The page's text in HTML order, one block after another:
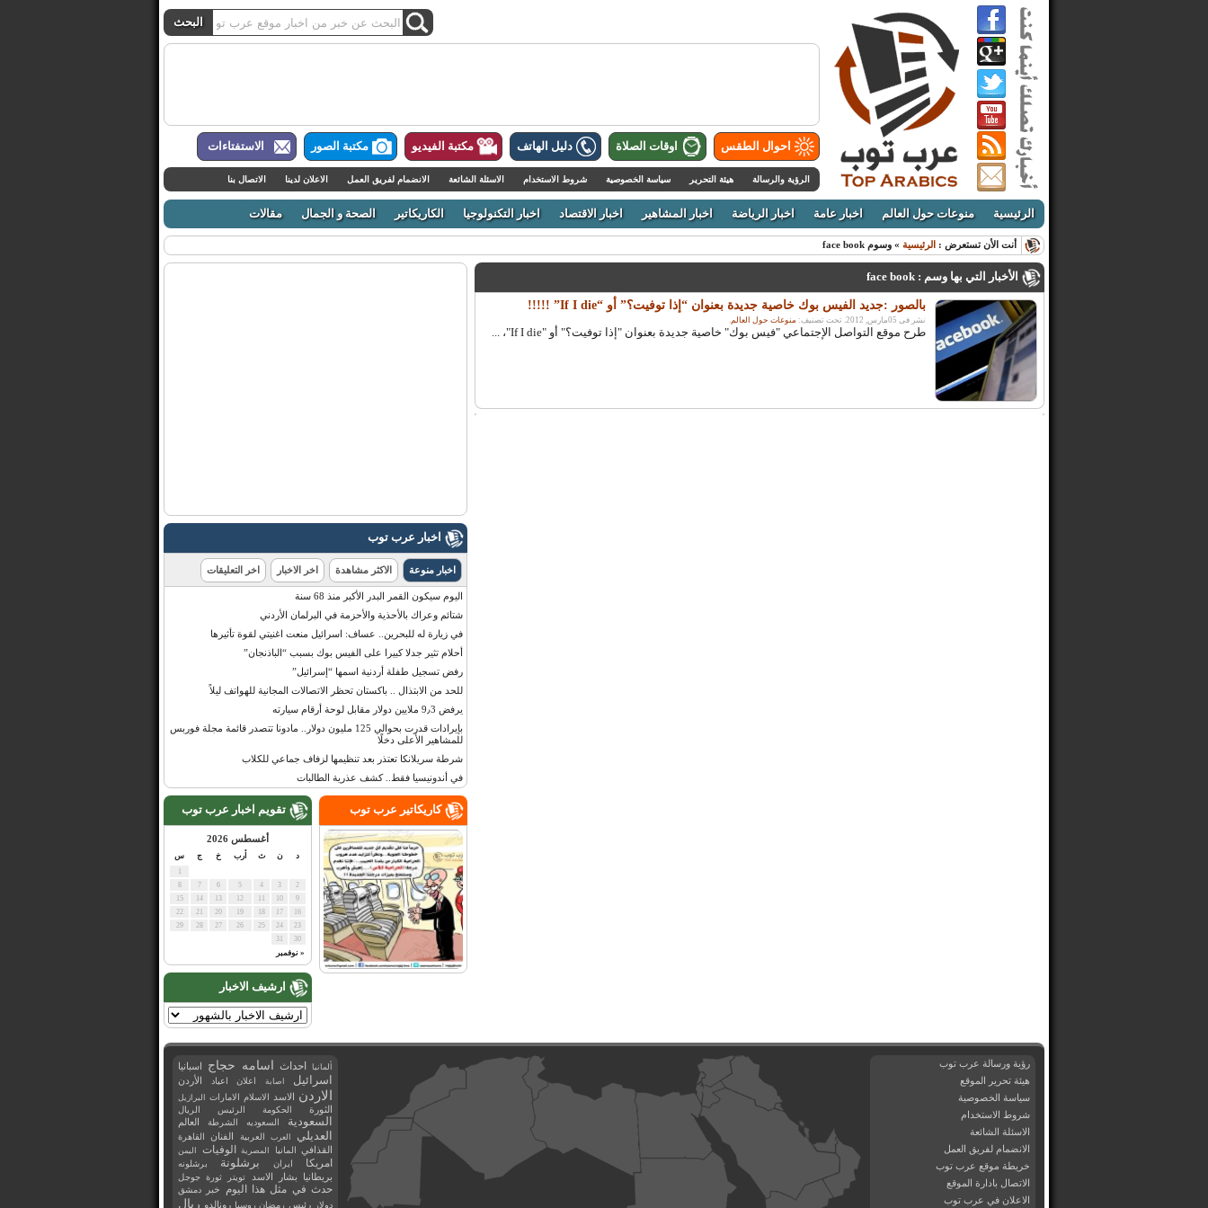
احوال الطقس اوقات الصلاة دليل الهاتف مكتبة الفيديو مكتبة الصور الاستفتاءات
الرؤية والرسالة هيئة التحرير سياسة الخصوصية شروط الاستخدام الاسئلة الشائعة الانضمام لفريق العمل الاعلان لدينا الاتصال بنا
الرئيسية منوعات حول العالم اخبار عامة اخبار الرياضة اخبار المشاهير اخبار الاقتصاد اخبار التكنولوجيا الكاريكاتير الصحة و الجمال مقالات
أنت الأن تستعرض : الرئيسية » وسوم face book
الأخبار التي بها وسم : face book
بالصور :جديد الفيس بوك خاصية جديدة بعنوان “إذا توفيت؟” أو “If I die” !!!!!
نشر فى 05مارس, 2012. تحت تصنيف: منوعات حول العالم.
طرح موقع التواصل الإجتماعي "فيس بوك" خاصية جديدة بعنوان "إذا توفيت؟" أو "If I die"، ...
اخبار عرب توب
اخبار منوعة الاكثر مشاهدة اخر الاخبار اخر التعليقات
اليوم سيكون القمر البدر الأكبر منذ 68 سنة
شتائم وعراك بالأحذية والأحزمة في البرلمان الأردني
في زيارة له للبحرين.. عساف: اسرائيل منعت اغنيتي لقوة تأثيرها
أحلام تثير جدلا كبيرا على الفيس بوك بسبب “الباذنجان”
رفض تسجيل طفلة أردنية اسمها “إسرائيل”
للحد من الابتذال .. باكستان تحظر الاتصالات المجانية للهواتف ليلاً
يرفض 9٫3 ملايين دولار مقابل لوحة أرقام سيارته
بإيرادات قدرت بحوالي 125 مليون دولار.. مادونا تتصدر قائمة مجلة فوربس
للمشاهير الأعلى دخلًا
شرطة سريلانكا تعتذر بعد تنظيمها لزفاف جماعي للكلاب
في أندونيسيا فقط.. كشف عذرية الطالبات
تقويم اخبار عرب توب
أغسطس 2026
د ن ث أرب خ ج س
« نوفمبر
2
3
4
5
6
7
8
9
10
12
13
14
15
16
17
18
19
20
21
22
23
24
25
26
27
28
29
30
31
ارشيف الاخبار
كاريكاتير عرب توب
رؤية ورسالة عرب توب
هيئة تحرير الموقع
سياسة الخصوصية
شروط الاستخدام
الاسئلة الشائعة
الانضمام لفريق العمل
خريطة موقع عرب توب
الاتصال بادارة الموقع
الاعلان في عرب توب
ألمانيا احداث اسامه حجاج اسبانيا
اسرائيل اصابة اعلان اعياد الأردن
الاردن الاسد الاسلام الامارات البرازيل
الثورة الحكومة الرئيس الريال
السعودية السعوديه الشرطة العالم
العديلي العرب العربية الفنان القاهرة
القذافي المانيا المصرية الوفيات اليمن
امريكا ايران برشلونة برشلونه
بريطانيا بشار الاسد تويتر ثورة جوجل
حدث في مثل هذا اليوم خبر
دمشق
دولار
رئيس رمضان روسيا رونالدو ريال